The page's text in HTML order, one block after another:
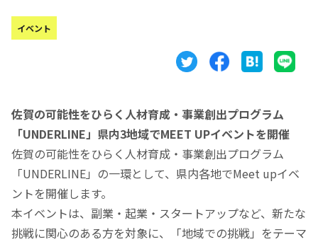
イベント
佐賀の可能性をひらく人材育成・事業創出プログラム
「UNDERLINE」県内3地域でMEET UPイベントを開催
佐賀の可能性をひらく人材育成・事業創出プログラム
「UNDERLINE」の一環として、県内各地でMeet upイベ
ントを開催します。
本イベントは、副業・起業・スタートアップなど、新たな
挑戦に関心のある方を対象に、「地域での挑戦」をテーマ